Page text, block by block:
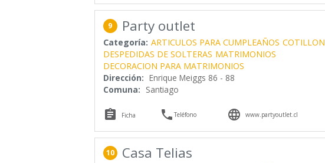
9 Party outlet
Categoría: ARTICULOS PARA CUMPLEAÑOS COTILLON
DESPEDIDAS DE SOLTERAS MATRIMONIOS
DECORACION PARA MATRIMONIOS
Dirección: Enrique Meiggs 86 - 88
Comuna: Santiago
 Ficha Teléfono  www.partyoutlet.cl
10 Casa Telias